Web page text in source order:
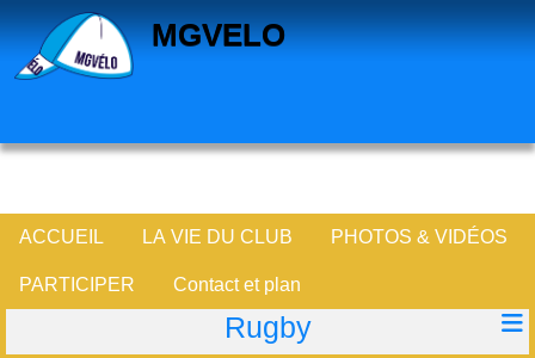
MGVELO
ACCUEIL LA VIE DU CLUB PHOTOS & VIDÉOS
PARTICIPER Contact et plan
Rugby
Panneau de gestion des cookies